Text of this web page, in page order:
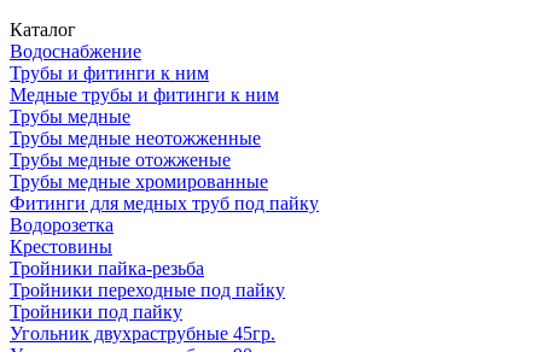
Каталог
Водоснабжение
Трубы и фитинги к ним
Медные трубы и фитинги к ним
Трубы медные
Трубы медные неотожженные
Трубы медные отожженые
Трубы медные хромированные
Фитинги для медных труб под пайку
Водорозетка
Крестовины
Тройники пайка-резьба
Тройники переходные под пайку
Тройники под пайку
Угольник двухраструбные 45гр.